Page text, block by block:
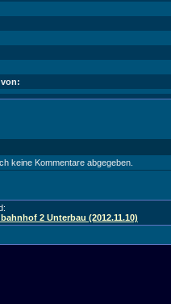
keine Kommentare abgegeben.
2 Unterbau (2012.11.10)